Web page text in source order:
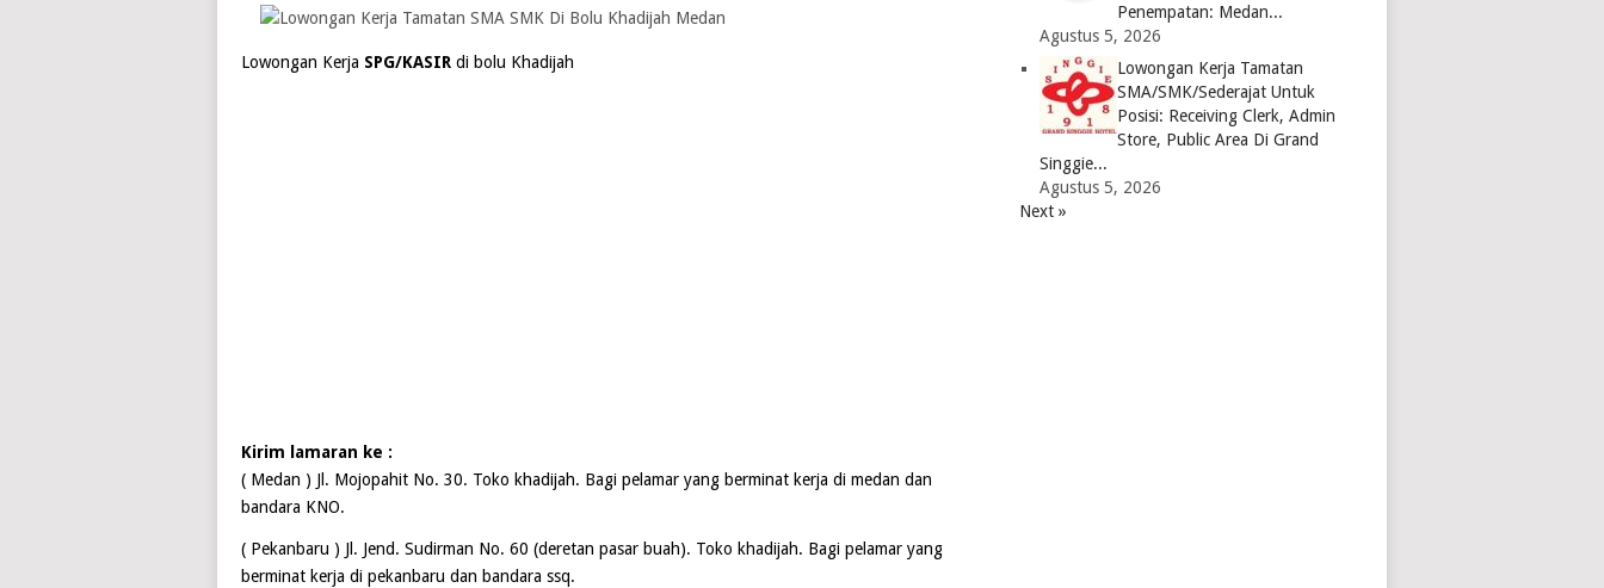
Lowongan Kerja SPG/KASIR di bolu Khadijah
Kirim lamaran ke :
( Medan ) Jl. Mojopahit No. 30. Toko khadijah. Bagi pelamar yang berminat kerja di medan dan
bandara KNO.
( Pekanbaru ) Jl. Jend. Sudirman No. 60 (deretan pasar buah). Toko khadijah. Bagi pelamar yang
berminat kerja di pekanbaru dan bandara ssq.
Penempatan: Medan...
Agustus 5, 2026
Lowongan Kerja Tamatan
SMA/SMK/Sederajat Untuk
Posisi: Receiving Clerk, Admin
Store, Public Area Di Grand
Singgie...
Agustus 5, 2026
Next »